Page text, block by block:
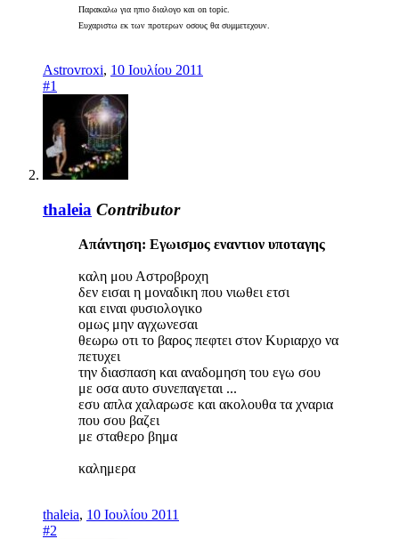
Παρακαλω για ηπιο διαλογο και on topic.
Ευχαριστω εκ των προτερων οσους θα συμμετεχουν.
Astrovroxi, 10 Ιουλίου 2011
#1
thaleia Contributor
Απάντηση: Εγωισμος εναντιον υποταγης
καλη μου Αστροβροχη
δεν εισαι η μοναδικη που νιωθει ετσι
και ειναι φυσιολογικο
ομως μην αγχωνεσαι
θεωρω οτι το βαρος πεφτει στον Κυριαρχο να
πετυχει
την διασπαση και αναδομηση του εγω σου
με οσα αυτο συνεπαγεται ...
εσυ απλα χαλαρωσε και ακολουθα τα χναρια
που σου βαζει
με σταθερο βημα
καλημερα
thaleia, 10 Ιουλίου 2011
#2